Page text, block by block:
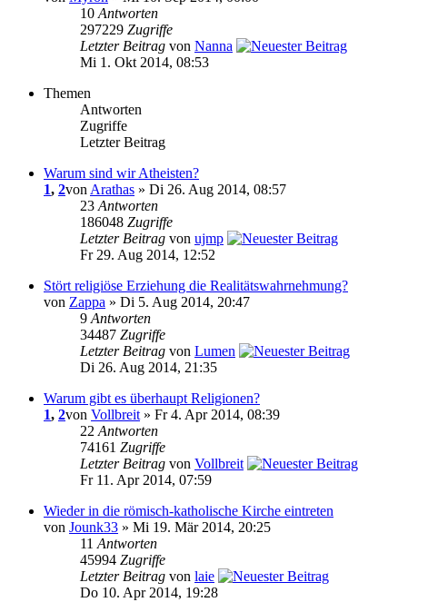
10 Antworten
297229 Zugriffe
Letzter Beitrag von Nanna
Mi 1. Okt 2014, 08:53
Themen
Antworten
Zugriffe
Letzter Beitrag
Warum sind wir Atheisten?
1, 2von Arathas » Di 26. Aug 2014, 08:57
23 Antworten
186048 Zugriffe
Letzter Beitrag von ujmp
Fr 29. Aug 2014, 12:52
Stört religiöse Erziehung die Realitätswahrnehmung?
von Zappa » Di 5. Aug 2014, 20:47
9 Antworten
34487 Zugriffe
Letzter Beitrag von Lumen
Di 26. Aug 2014, 21:35
Warum gibt es überhaupt Religionen?
1, 2von Vollbreit » Fr 4. Apr 2014, 08:39
22 Antworten
74161 Zugriffe
Letzter Beitrag von Vollbreit
Fr 11. Apr 2014, 07:59
Wieder in die römisch-katholische Kirche eintreten
von Jounk33 » Mi 19. Mär 2014, 20:25
11 Antworten
45994 Zugriffe
Letzter Beitrag von laie
Do 10. Apr 2014, 19:28